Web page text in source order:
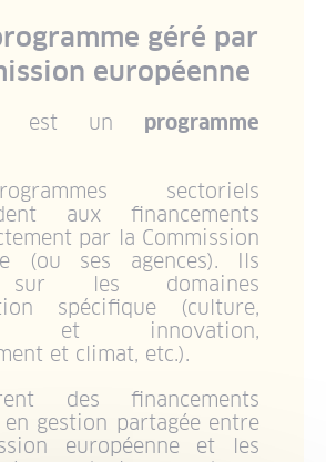
géré par
européenne
est un programme
sectoriels
aux financements
par la Commission
(ou ses agences). Ils
sur les domaines
spécifique (culture,
et innovation,
et climat, etc.).
des financements
en gestion partagée entre
européenne et les